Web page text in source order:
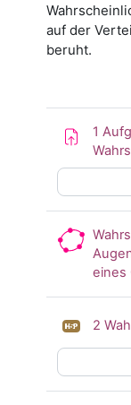
auf der
beruht.
1
eines
2